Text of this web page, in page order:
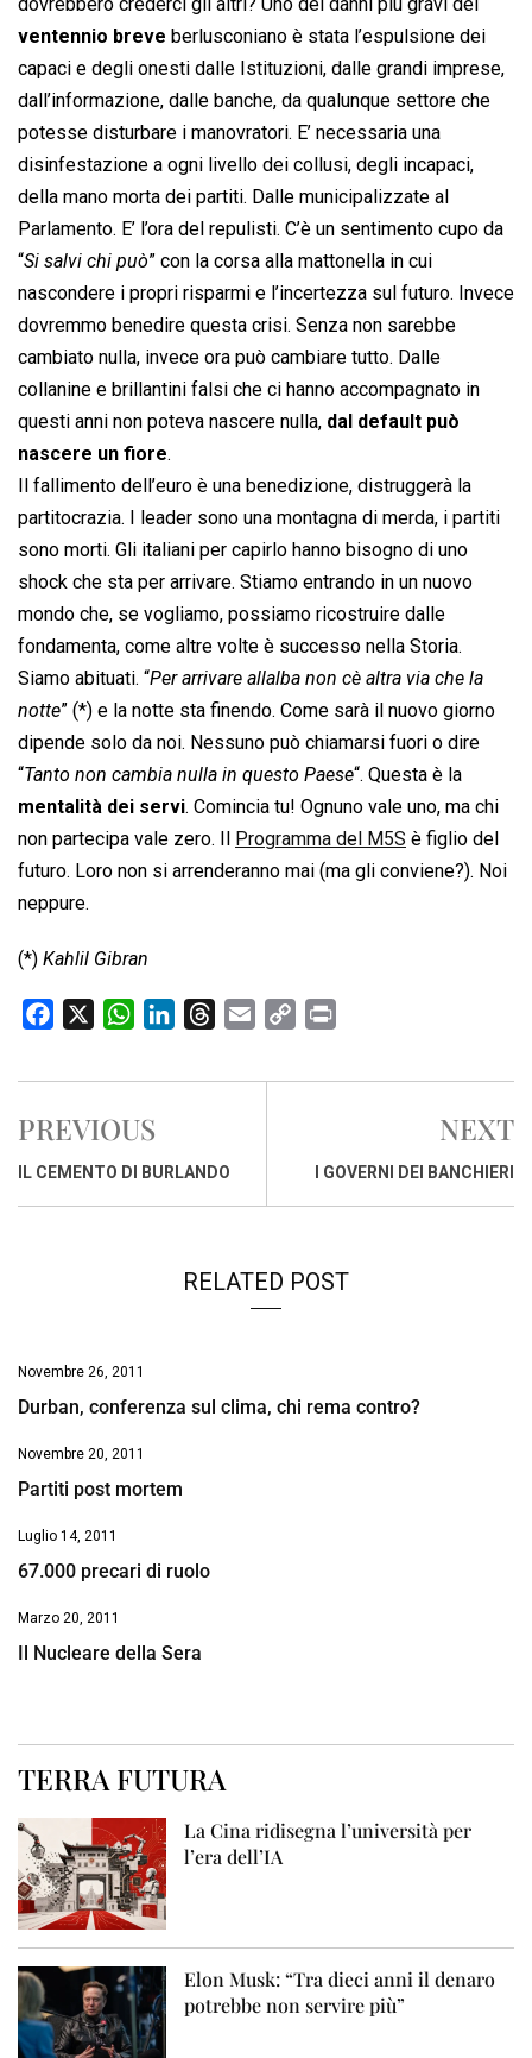
dovrebbero crederci gli altri? Uno dei danni più gravi del
ventennio breve berlusconiano è stata l’espulsione dei
capaci e degli onesti dalle Istituzioni, dalle grandi imprese,
dall’informazione, dalle banche, da qualunque settore che
potesse disturbare i manovratori. E’ necessaria una
disinfestazione a ogni livello dei collusi, degli incapaci,
della mano morta dei partiti. Dalle municipalizzate al
Parlamento. E’ l’ora del repulisti. C’è un sentimento cupo da
“Si salvi chi può” con la corsa alla mattonella in cui
nascondere i propri risparmi e l’incertezza sul futuro. Invece
dovremmo benedire questa crisi. Senza non sarebbe
cambiato nulla, invece ora può cambiare tutto. Dalle
collanine e brillantini falsi che ci hanno accompagnato in
questi anni non poteva nascere nulla, dal default può
nascere un fiore.
Il fallimento dell’euro è una benedizione, distruggerà la
partitocrazia. I leader sono una montagna di merda, i partiti
sono morti. Gli italiani per capirlo hanno bisogno di uno
shock che sta per arrivare. Stiamo entrando in un nuovo
mondo che, se vogliamo, possiamo ricostruire dalle
fondamenta, come altre volte è successo nella Storia.
Siamo abituati. “Per arrivare allalba non cè altra via che la
notte” (*) e la notte sta finendo. Come sarà il nuovo giorno
dipende solo da noi. Nessuno può chiamarsi fuori o dire
“Tanto non cambia nulla in questo Paese“. Questa è la
mentalità dei servi. Comincia tu! Ognuno vale uno, ma chi
non partecipa vale zero. Il
Programma del M5S è figlio del
futuro. Loro non si arrenderanno mai (ma gli conviene?). Noi
neppure.
(*) Kahlil Gibran
c
b
o
W
a
s
A
n
d
r
d
a
p
i
PREVIOUS
IL CEMENTO DI BURLANDO
NEXT
I GOVERNI DEI BANCHIERI
RELATED POST
Novembre 26, 2011
Durban, conferenza sul clima, chi rema contro?
Novembre 20, 2011
Partiti post mortem
Luglio 14, 2011
67.000 precari di ruolo
Marzo 20, 2011
Il Nucleare della Sera
TERRA FUTURA
La Cina ridisegna l’università per
l’era dell’IA
Elon Musk: “Tra dieci anni il denaro
potrebbe non servire più”